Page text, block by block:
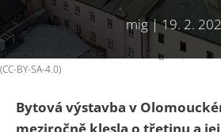
mig|19. 2.
Horní náměstí Olomouc, letecká fotografie,
(CC-BY-SA-4.0)
Bytová výstavba v
meziročně klesla o třetinu a